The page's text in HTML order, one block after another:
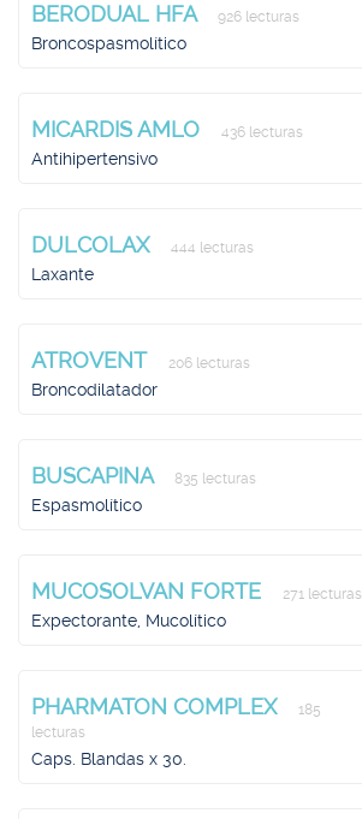
BERODUAL HFA 926 lecturas
Broncospasmolítico
MICARDIS AMLO 436 lecturas
Antihipertensivo
DULCOLAX 444 lecturas
Laxante
ATROVENT 206 lecturas
Broncodilatador
BUSCAPINA 835 lecturas
Espasmolítico
MUCOSOLVAN FORTE 271 lecturas
Expectorante, Mucolítico
PHARMATON COMPLEX
185
lecturas
Caps. Blandas x 30.